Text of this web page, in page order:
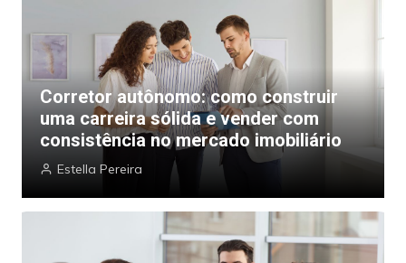
Corretor autônomo: como construir
uma carreira sólida e vender com
consistência no mercado imobiliário
Estella Pereira